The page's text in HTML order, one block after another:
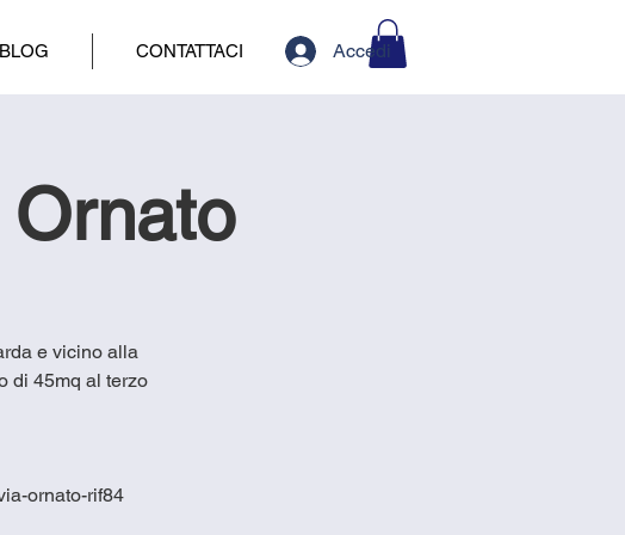
BLOG CONTATTACI Accedi
Ornato
e vicino alla
di 45mq al terzo
ornato-rif84